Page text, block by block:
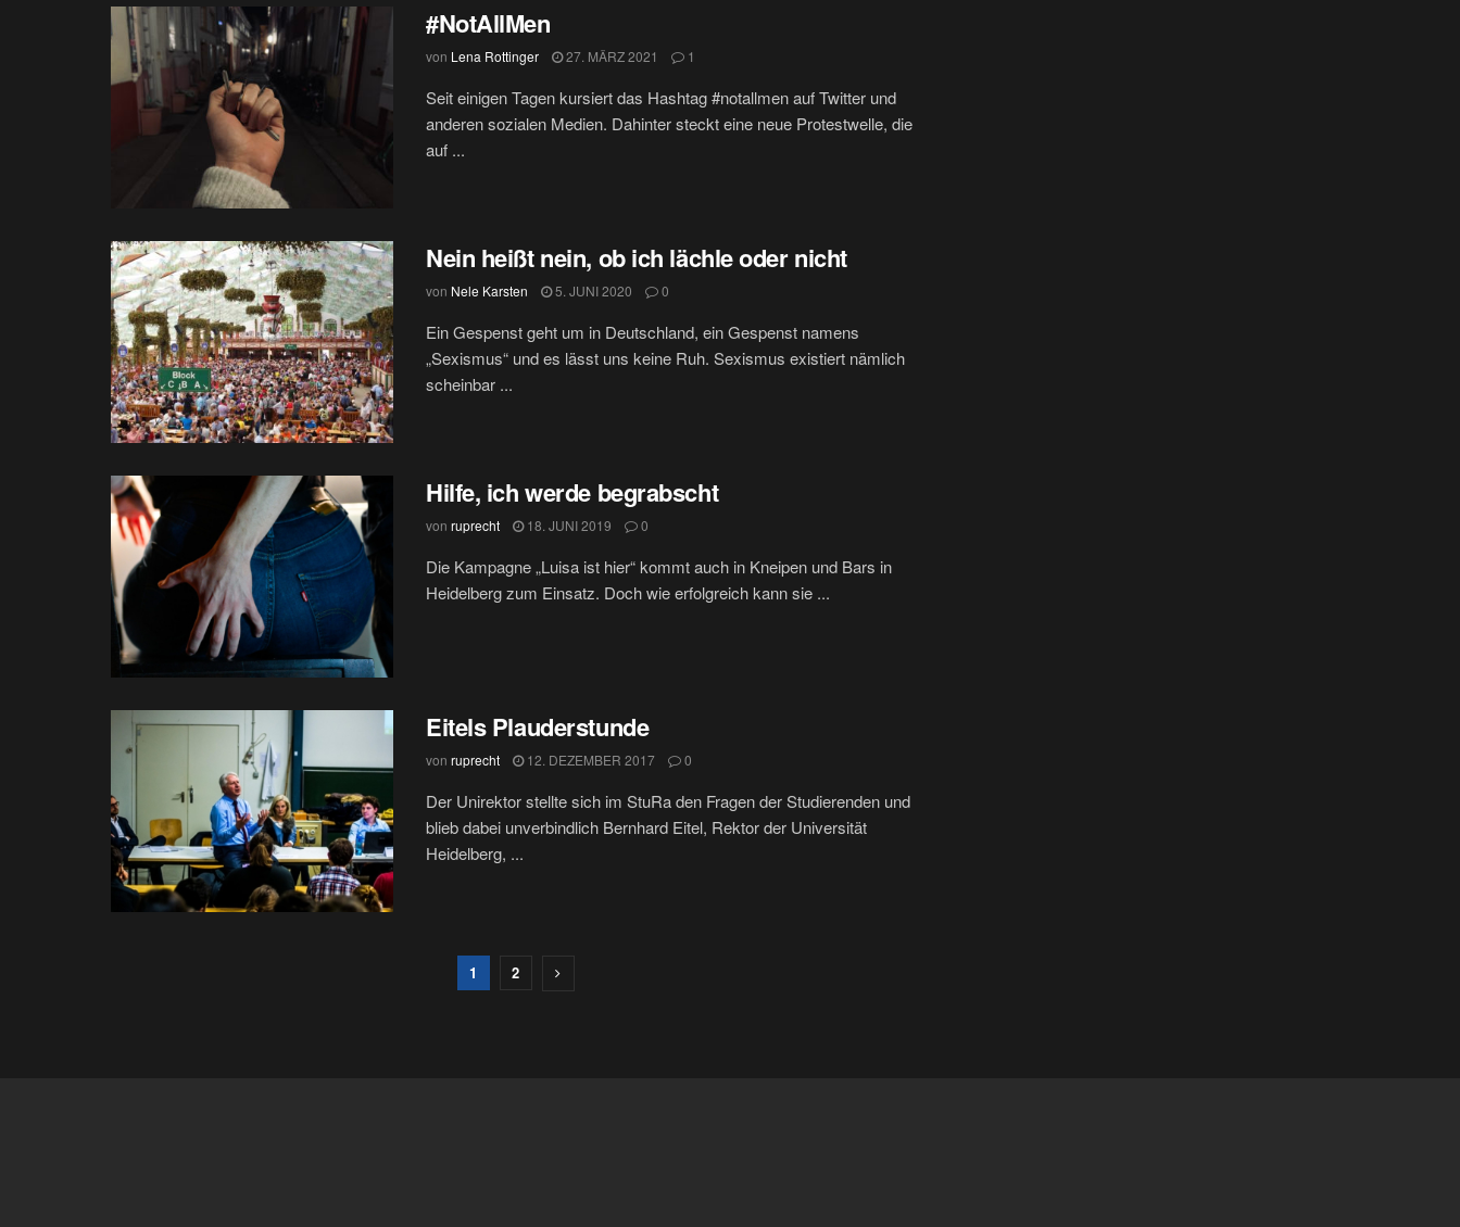
#NotAllMen
von Lena Rottinger 27. MÄRZ 2021 1
Seit einigen Tagen kursiert das Hashtag #notallmen auf Twitter und
anderen sozialen Medien. Dahinter steckt eine neue Protestwelle, die
auf ...
Nein heißt nein, ob ich lächle oder nicht
von Nele Karsten 5. JUNI 2020 0
Ein Gespenst geht um in Deutschland, ein Gespenst namens
„Sexismus“ und es lässt uns keine Ruh. Sexismus existiert nämlich
scheinbar ...
Hilfe, ich werde begrabscht
von ruprecht 18. JUNI 2019 0
Die Kampagne „Luisa ist hier“ kommt auch in Kneipen und Bars in
Heidelberg zum Einsatz. Doch wie erfolgreich kann sie ...
Eitels Plauderstunde
von ruprecht 12. DEZEMBER 2017 0
Der Unirektor stellte sich im StuRa den Fragen der Studierenden und
blieb dabei unverbindlich Bernhard Eitel, Rektor der Universität
Heidelberg, ...
1 2